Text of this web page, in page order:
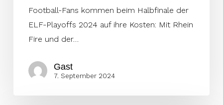
Football-Fans kommen beim Halbfinale der
ELF-Playoffs 2024 auf ihre Kosten: Mit Rhein
Fire und der…
Gast
7. September 2024